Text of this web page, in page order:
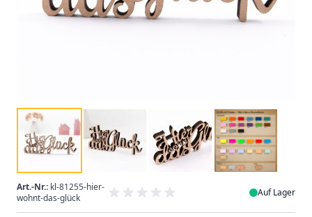
Art.-Nr.: kl-81255-hier-
wohnt-das-glück
Auf Lager